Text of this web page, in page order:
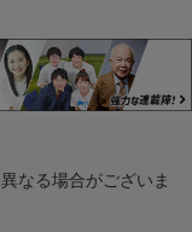
なる場合がございま